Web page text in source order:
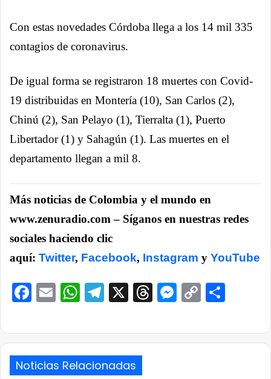
Con estas novedades Córdoba llega a los 14 mil 335
contagios de coronavirus.
De igual forma se registraron 18 muertes con Covid-
19 distribuidas en Montería (10), San Carlos (2),
Chinú (2), San Pelayo (1), Tierralta (1), Puerto
Libertador (1) y Sahagún (1). Las muertes en el
departamento llegan a mil 8.
Más noticias de Colombia y el mundo en
www.zenuradio.com – Síganos en nuestras redes
sociales haciendo clic
aquí: Twitter, Facebook, Instagram y YouTube
Facebook
EmailWhatsApp
Telegram
X ThreadsCopy
Noticias Relacionadas